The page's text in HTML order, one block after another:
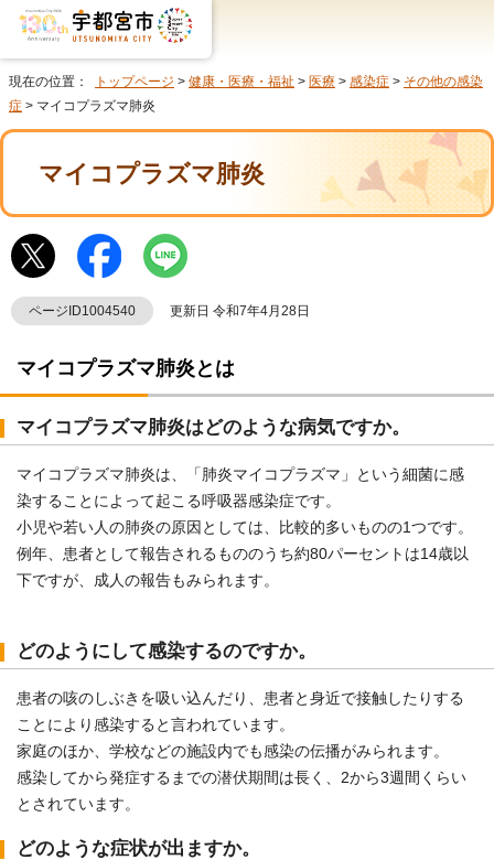
現在の位置： トップページ > 健康・医療・福祉 > 医療 > 感染症 > その他の感染
症 > マイコプラズマ肺炎
マイコプラズマ肺炎
ページID1004540 更新日 令和7年4月28日
マイコプラズマ肺炎とは
マイコプラズマ肺炎はどのような病気ですか。
マイコプラズマ肺炎は、「肺炎マイコプラズマ」という細菌に感
染することによって起こる呼吸器感染症です。
小児や若い人の肺炎の原因としては、比較的多いものの1つです。
例年、患者として報告されるもののうち約80パーセントは14歳以
下ですが、成人の報告もみられます。
どのようにして感染するのですか。
患者の咳のしぶきを吸い込んだり、患者と身近で接触したりする
ことにより感染すると言われています。
家庭のほか、学校などの施設内でも感染の伝播がみられます。
感染してから発症するまでの潜伏期間は長く、2から3週間くらい
とされています。
どのような症状が出ますか。